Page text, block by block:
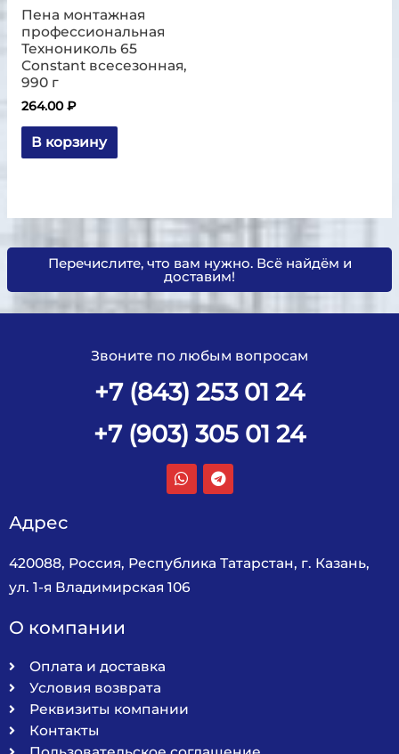
Перечислите, что вам нужно. Всё найдём и
доставим!
Пена монтажная
профессиональная
Технониколь 65
Constant всесезонная,
990 г
264.00₽
В корзину
Звоните по любым вопросам
+7 (843) 253 01 24
+7 (903) 305 01 24
Адрес
420088, Россия, Республика Татарстан, г. Казань,
ул. 1-я Владимирская 106
О компании
Оплата и доставка
Условия возврата
Реквизиты компании
Контакты